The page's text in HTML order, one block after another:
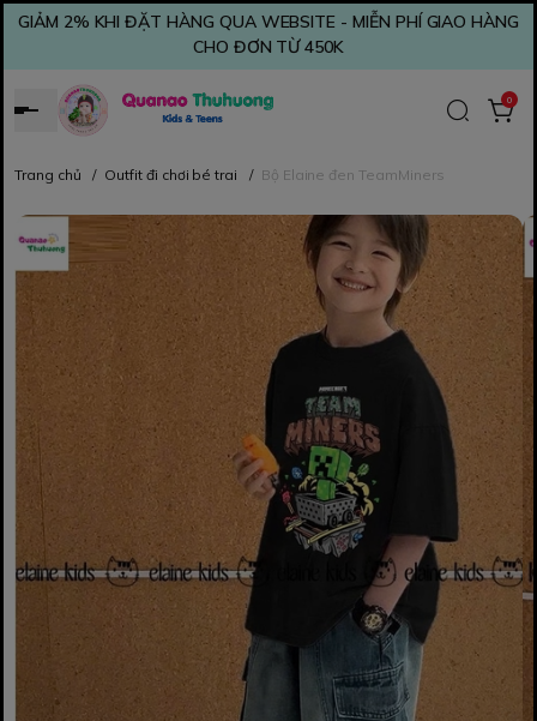
GIẢM 2% KHI ĐẶT HÀNG QUA WEBSITE - MIỄN PHÍ GIAO HÀNG
CHO ĐƠN TỪ 450K
0
Trang chủ / Outfit đi chơi bé trai / Bộ Elaine đen TeamMiners